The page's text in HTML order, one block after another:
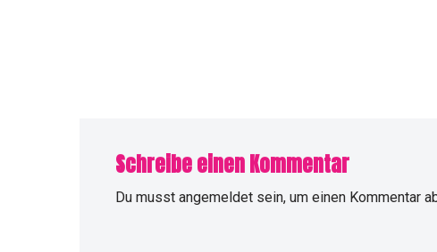
Schreibe einen Kommentar
Du musst angemeldet sein, um einen Kommentar